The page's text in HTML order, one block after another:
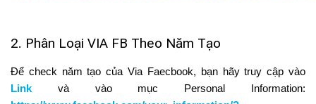
2. Phân Loại VIA FB Theo Năm Tạo
Để check năm tạo của Via Faecbook, bạn hãy truy cập vào
Link và vào mục Personal Information: